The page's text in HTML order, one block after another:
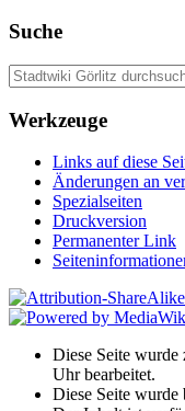
Suche
Werkzeuge
Links auf diese
Änderungen an
Spezialseiten
Druckversion
Permanenter Link
Diese Seite
Uhr bearbeitet.
Diese Seite wurde